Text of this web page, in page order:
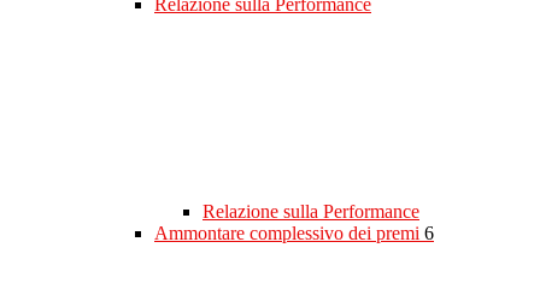
Relazione sulla Performance
Relazione sulla Performance
Ammontare complessivo dei premi 6